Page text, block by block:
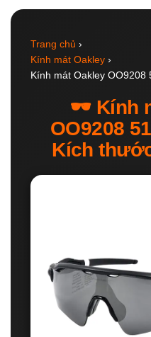
Trang chủ ›
Kính mát Oakley ›
Kính mát Oakley OO9208
🕶️ Kính
OO9208
Kích